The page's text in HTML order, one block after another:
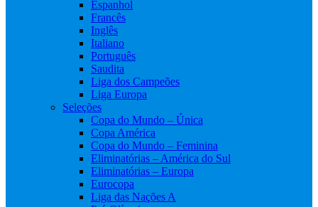
Espanhol
Francês
Inglês
Italiano
Português
Saudita
Liga dos Campeões
Liga Europa
Seleções
Copa do Mundo – Única
Copa América
Copa do Mundo – Feminina
Eliminatórias – América do Sul
Eliminatórias – Europa
Eurocopa
Liga das Nações A